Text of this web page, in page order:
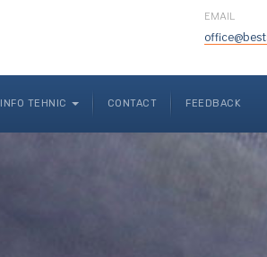
EMAIL
INFO TEHNIC CONTACT FEEDBACK